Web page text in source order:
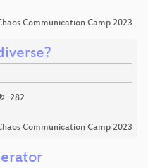
Communication Camp 2023
282
Communication Camp 2023